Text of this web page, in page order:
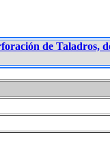
de Taladros,